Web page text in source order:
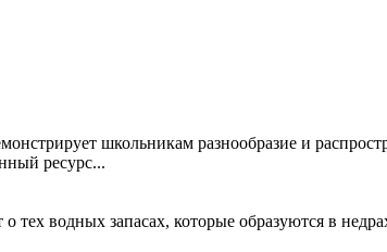
школьникам разнообразие и
ресурс...
тех водных запасах, которые образуются в